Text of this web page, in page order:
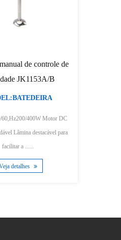
Varinha de mão com controle
velocidade variável JK1186
MODEL:BATEDEIRA
220-240V,600/800W,50/60HZ motor DC 2
velocidades ou controle de velocidade